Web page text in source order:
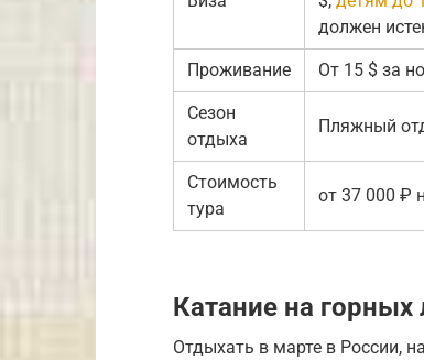
должен
Проживание От 15 $ за
Сезон
отдыха
Пляжный
Стоимость
тура
от 37 000 ₽
Катание на
Отдыхать в марте в России,